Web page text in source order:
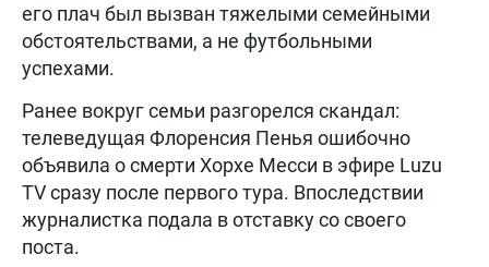
его плач был вызван тяжелыми семейными
обстоятельствами, а не футбольными
успехами.
Ранее вокруг семьи разгорелся скандал:
телеведущая Флоренсия Пенья ошибочно
объявила о смерти Хорхе Месси в эфире Luzu
TV сразу после первого тура. Впоследствии
журналистка подала в отставку со своего
поста.